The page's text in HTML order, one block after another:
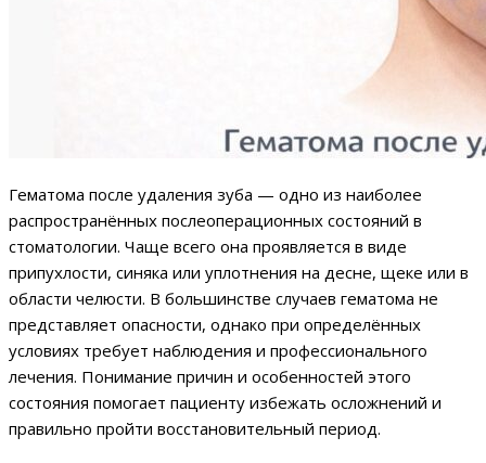
Гематома после удаления зуба — одно из наиболее
распространённых послеоперационных состояний в
стоматологии. Чаще всего она проявляется в виде
припухлости, синяка или уплотнения на десне, щеке или в
области челюсти. В большинстве случаев гематома не
представляет опасности, однако при определённых
условиях требует наблюдения и профессионального
лечения. Понимание причин и особенностей этого
состояния помогает пациенту избежать осложнений и
правильно пройти восстановительный период.